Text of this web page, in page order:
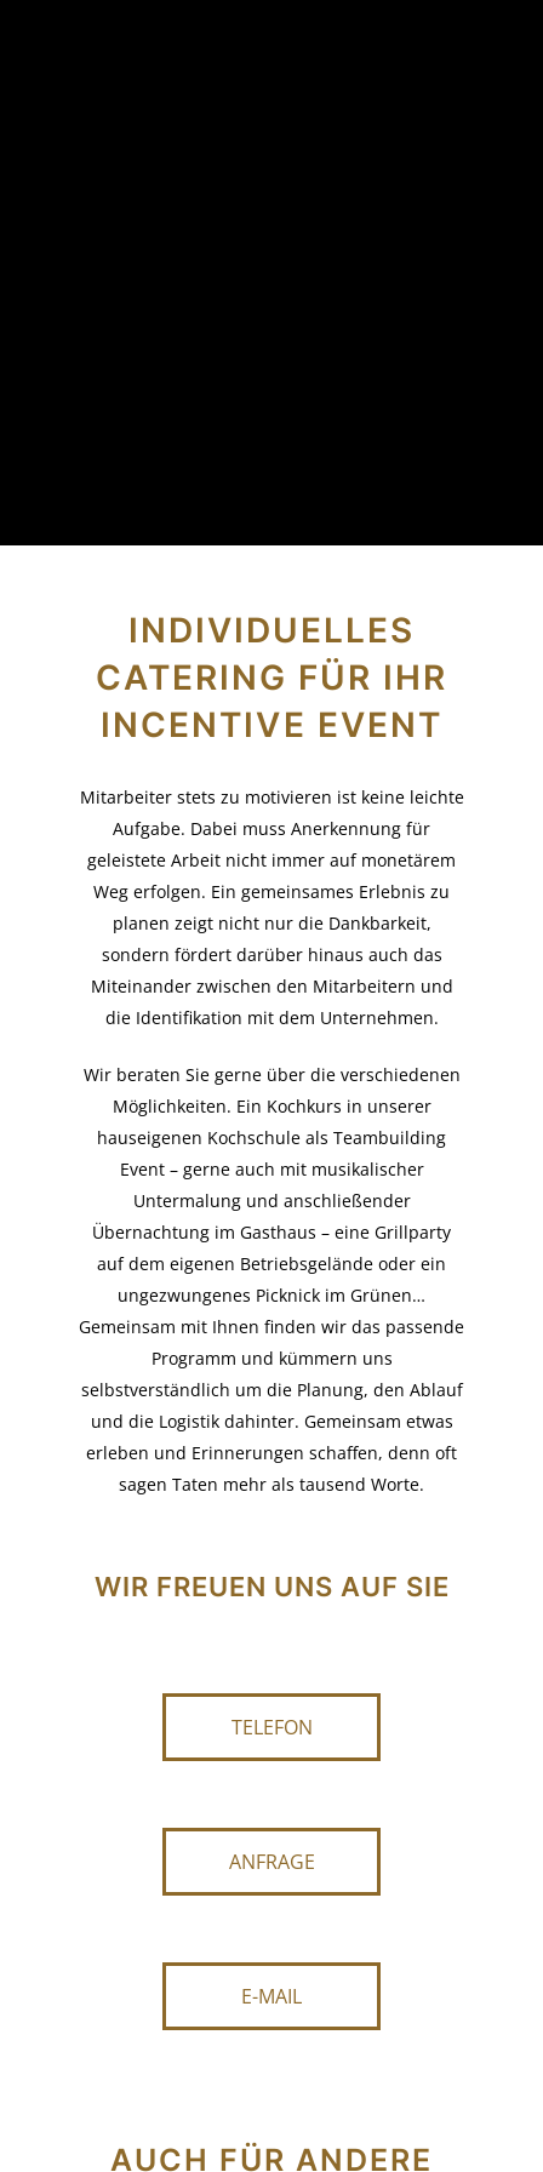
INDIVIDUELLES
CATERING FÜR IHR
INCENTIVE EVENT
Mitarbeiter stets zu motivieren ist keine leichte
Aufgabe. Dabei muss Anerkennung für
geleistete Arbeit nicht immer auf monetärem
Weg erfolgen. Ein gemeinsames Erlebnis zu
planen zeigt nicht nur die Dankbarkeit,
sondern fördert darüber hinaus auch das
Miteinander zwischen den Mitarbeitern und
die Identifikation mit dem Unternehmen.
Wir beraten Sie gerne über die verschiedenen
Möglichkeiten. Ein Kochkurs in unserer
hauseigenen Kochschule als Teambuilding
Event – gerne auch mit musikalischer
Untermalung und anschließender
Übernachtung im Gasthaus – eine Grillparty
auf dem eigenen Betriebsgelände oder ein
ungezwungenes Picknick im Grünen…
Gemeinsam mit Ihnen finden wir das passende
Programm und kümmern uns
selbstverständlich um die Planung, den Ablauf
und die Logistik dahinter. Gemeinsam etwas
erleben und Erinnerungen schaffen, denn oft
sagen Taten mehr als tausend Worte.
WIR FREUEN UNS AUF SIE
TELEFON
ANFRAGE
E-MAIL
AUCH FÜR ANDERE